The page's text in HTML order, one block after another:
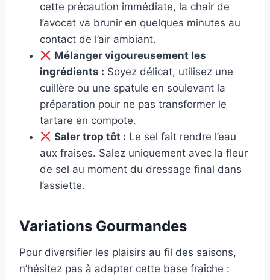
cette précaution immédiate, la chair de
l’avocat va brunir en quelques minutes au
contact de l’air ambiant.
Mélanger vigoureusement les
ingrédients : Soyez délicat, utilisez une
cuillère ou une spatule en soulevant la
préparation pour ne pas transformer le
tartare en compote.
Saler trop tôt : Le sel fait rendre l’eau
aux fraises. Salez uniquement avec la fleur
de sel au moment du dressage final dans
l’assiette.
Variations Gourmandes
Pour diversifier les plaisirs au fil des saisons,
n’hésitez pas à adapter cette base fraîche :